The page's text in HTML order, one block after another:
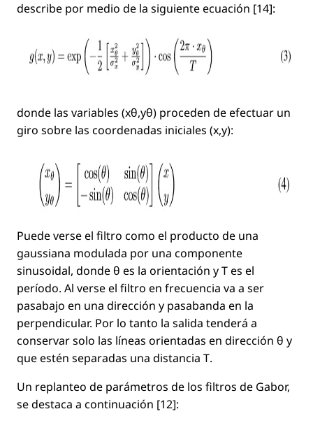
describe por medio de la siguiente ecuación [14]:
donde las variables (xθ,yθ) proceden de efectuar un
giro sobre las coordenadas iniciales (x,y):
Puede verse el ﬁltro como el producto de una
gaussiana modulada por una componente
sinusoidal, dondeθ es la orientación yTes el
período. Al verse el ﬁltro en frecuencia va a ser
pasabajo en una dirección y pasabanda en la
perpendicular. Por lo tanto la salida tenderá a
conservar solo las líneas orientadas en dirección θ y
que estén separadas una distancia T.
Un replanteo de parámetros de los ﬁltros de Gabor,
se destaca a continuación [12]: